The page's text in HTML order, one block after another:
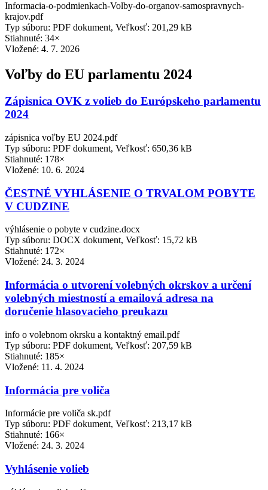
Informacia-o-podmienkach-Volby-do-organov-samospravnych-
krajov.pdf
Typ súboru: PDF dokument, Veľkosť: 201,29 kB
Stiahnuté: 34×
Vložené: 4. 7. 2026
Voľby do EU parlamentu 2024
Zápisnica OVK z volieb do Európskeho parlamentu
2024
zápisnica voľby EU 2024.pdf
Typ súboru: PDF dokument, Veľkosť: 650,36 kB
Stiahnuté: 178×
Vložené: 10. 6. 2024
ČESTNÉ VYHLÁSENIE O TRVALOM POBYTE
V CUDZINE
výhlásenie o pobyte v cudzine.docx
Typ súboru: DOCX dokument, Veľkosť: 15,72 kB
Stiahnuté: 172×
Vložené: 24. 3. 2024
Informácia o utvorení volebných okrskov a určení
volebných miestností a emailová adresa na
doručenie hlasovacieho preukazu
info o volebnom okrsku a kontaktný email.pdf
Typ súboru: PDF dokument, Veľkosť: 207,59 kB
Stiahnuté: 185×
Vložené: 11. 4. 2024
Informácia pre voliča
Informácie pre voliča sk.pdf
Typ súboru: PDF dokument, Veľkosť: 213,17 kB
Stiahnuté: 166×
Vložené: 24. 3. 2024
Vyhlásenie volieb